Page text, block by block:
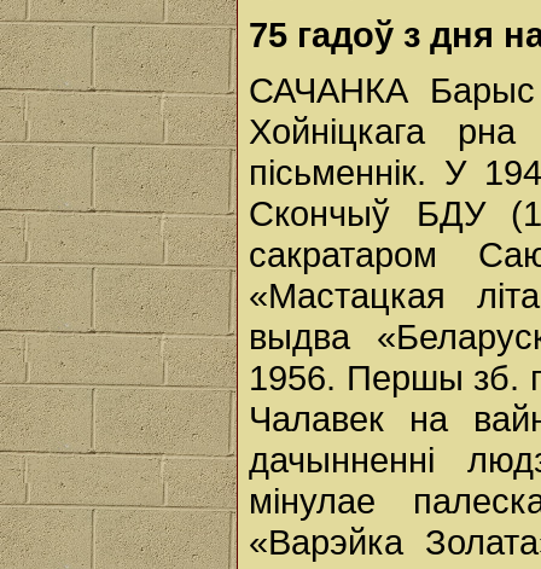
75 гадоў з дня
САЧАНКА Барыс
Хойніцкага
пісьменнік. У
Скончыў БДУ
сакратаром
«Мастацкая
выдва
1956. Першы зб.
Чалавек на
дачынненні
мінулае
«Варэйка